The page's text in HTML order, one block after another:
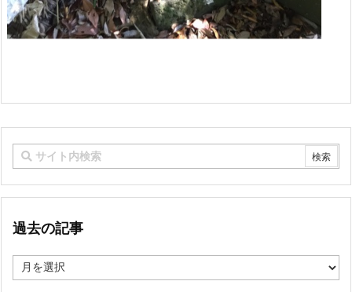
過去の記事
去